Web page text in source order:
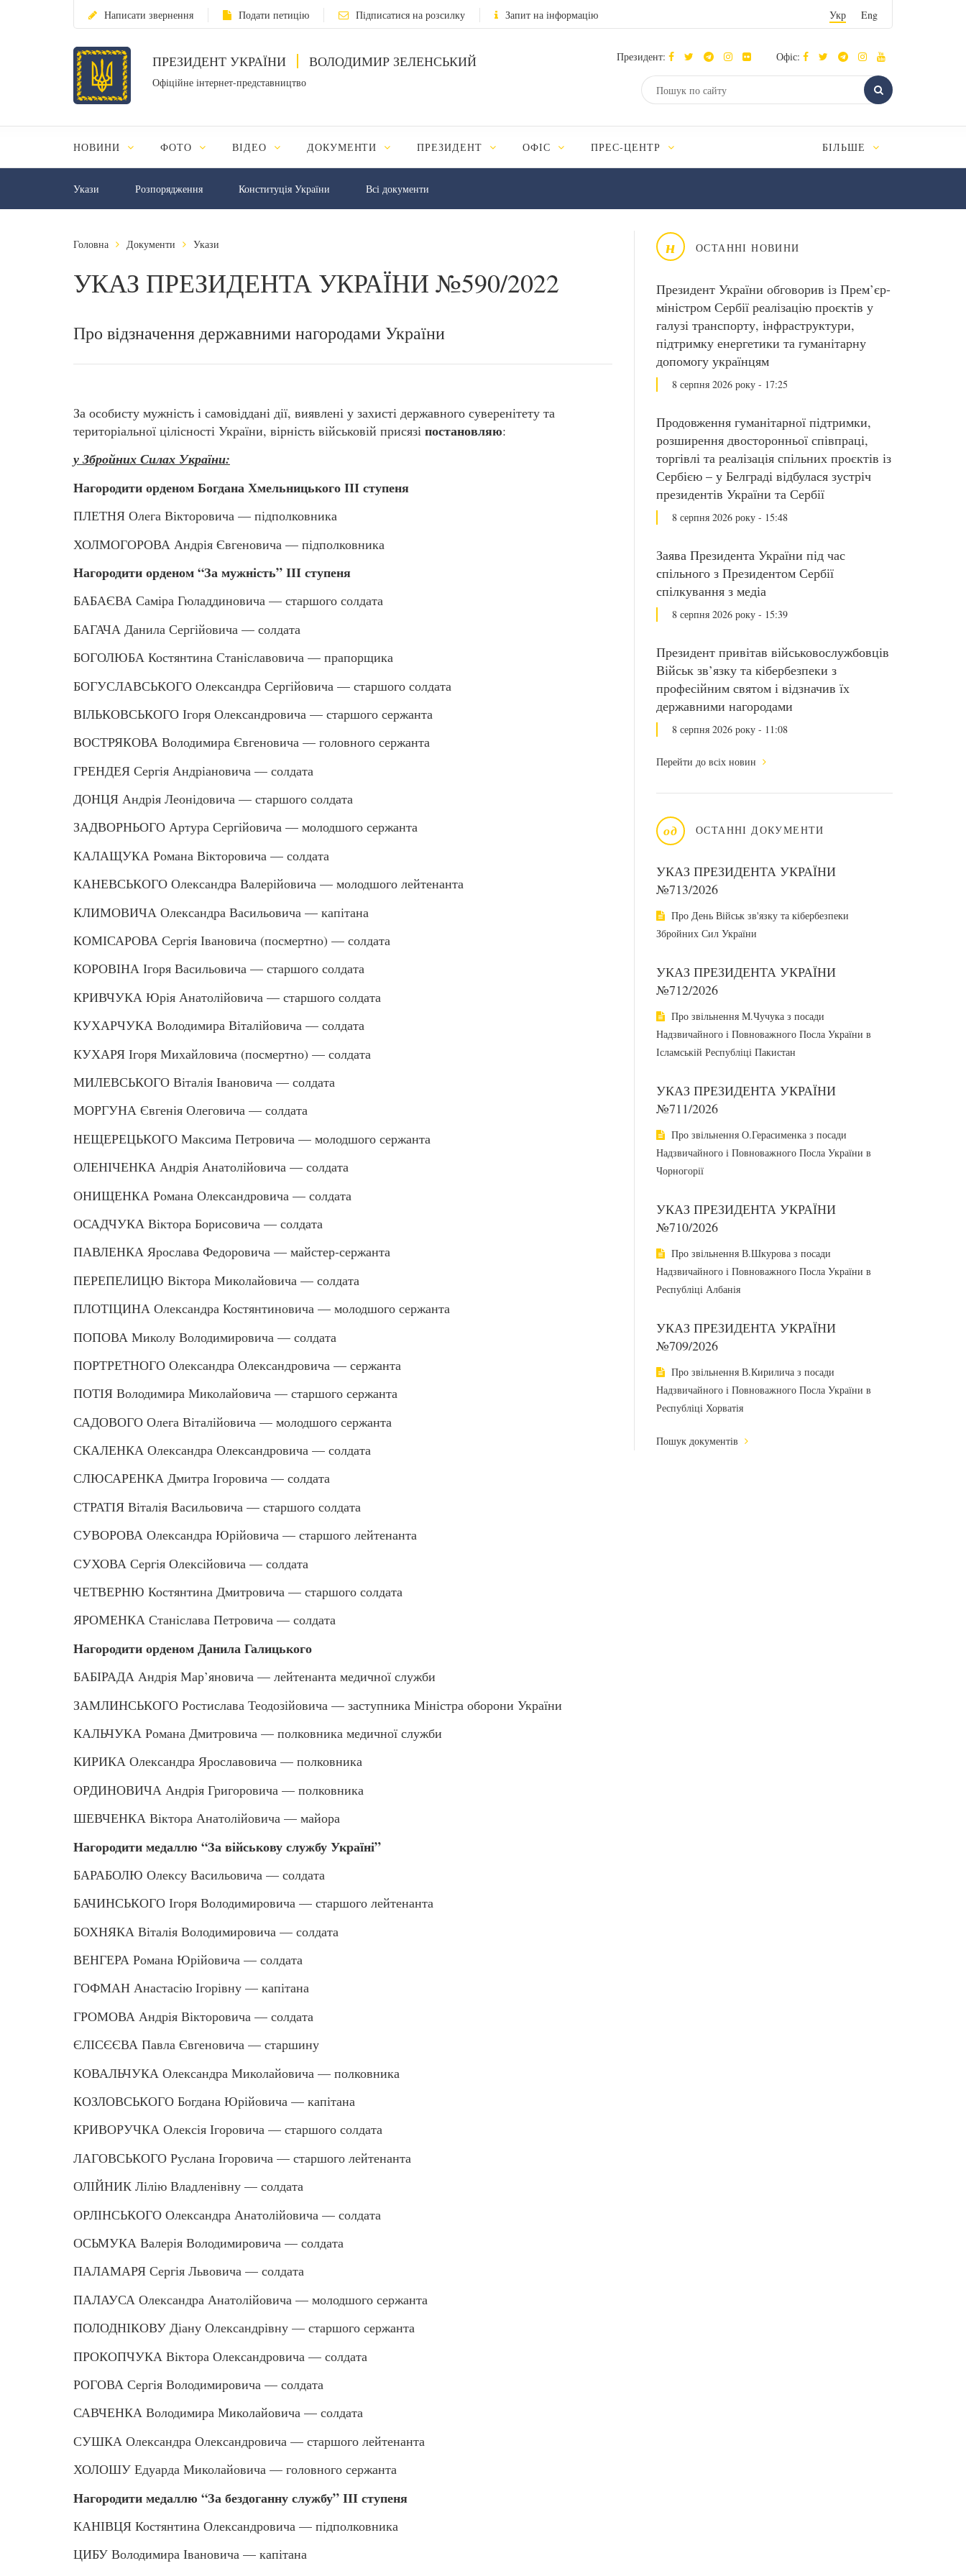
Написати звернення Подати петицію Підписатися на розсилку Запит на інформацію Укр Eng
ПРЕЗИДЕНТ УКРАЇНИ ВОЛОДИМИР ЗЕЛЕНСЬКИЙ
Офіційне інтернет-представництво
Президент: Офіс:
НОВИНИ ФОТО ВІДЕО ДОКУМЕНТИ ПРЕЗИДЕНТ ОФІС ПРЕС-ЦЕНТР БІЛЬШЕ
Укази Розпорядження Конституція України Всі документи
н ОСТАННІ НОВИНИ
Президент України обговорив із Прем’єр-
міністром Сербії реалізацію проєктів у
галузі транспорту, інфраструктури,
підтримку енергетики та гуманітарну
допомогу українцям
8 серпня 2026 року - 17:25
Продовження гуманітарної підтримки,
розширення двосторонньої співпраці,
торгівлі та реалізація спільних проєктів із
Сербією – у Белграді відбулася зустріч
президентів України та Сербії
8 серпня 2026 року - 15:48
Заява Президента України під час
спільного з Президентом Сербії
спілкування з медіа
8 серпня 2026 року - 15:39
Президент привітав військовослужбовців
Військ зв’язку та кібербезпеки з
професійним святом і відзначив їх
державними нагородами
8 серпня 2026 року - 11:08
Перейти до всіх новин
од ОСТАННІ ДОКУМЕНТИ
УКАЗ ПРЕЗИДЕНТА УКРАЇНИ
№713/2026
Про День Військ зв'язку та кібербезпеки
Збройних Сил України
УКАЗ ПРЕЗИДЕНТА УКРАЇНИ
№712/2026
Про звільнення М.Чучука з посади
Надзвичайного і Повноважного Посла України в
Ісламській Республіці Пакистан
УКАЗ ПРЕЗИДЕНТА УКРАЇНИ
№711/2026
Про звільнення О.Герасименка з посади
Надзвичайного і Повноважного Посла України в
Чорногорії
УКАЗ ПРЕЗИДЕНТА УКРАЇНИ
№710/2026
Про звільнення В.Шкурова з посади
Надзвичайного і Повноважного Посла України в
Республіці Албанія
УКАЗ ПРЕЗИДЕНТА УКРАЇНИ
№709/2026
Про звільнення В.Кирилича з посади
Надзвичайного і Повноважного Посла України в
Республіці Хорватія
Пошук документів
Головна Документи Укази
УКАЗ ПРЕЗИДЕНТА УКРАЇНИ №590/2022
Про відзначення державними нагородами України
За особисту мужність і самовіддані дії, виявлені у захисті державного суверенітету та
територіальної цілісності України, вірність військовій присязі постановляю:
у Збройних Силах України:
Нагородити орденом Богдана Хмельницького ІІІ ступеня
ПЛЕТНЯ Олега Вікторовича — підполковника
ХОЛМОГОРОВА Андрія Євгеновича — підполковника
Нагородити орденом “За мужність” ІІІ ступеня
БАБАЄВА Саміра Гюладдиновича — старшого солдата
БАГАЧА Данила Сергійовича — солдата
БОГОЛЮБА Костянтина Станіславовича — прапорщика
БОГУСЛАВСЬКОГО Олександра Сергійовича — старшого солдата
ВІЛЬКОВСЬКОГО Ігоря Олександровича — старшого сержанта
ВОСТРЯКОВА Володимира Євгеновича — головного сержанта
ГРЕНДЕЯ Сергія Андріановича — солдата
ДОНЦЯ Андрія Леонідовича — старшого солдата
ЗАДВОРНЬОГО Артура Сергійовича — молодшого сержанта
КАЛАЩУКА Романа Вікторовича — солдата
КАНЕВСЬКОГО Олександра Валерійовича — молодшого лейтенанта
КЛИМОВИЧА Олександра Васильовича — капітана
КОМІСАРОВА Сергія Івановича (посмертно) — солдата
КОРОВІНА Ігоря Васильовича — старшого солдата
КРИВЧУКА Юрія Анатолійовича — старшого солдата
КУХАРЧУКА Володимира Віталійовича — солдата
КУХАРЯ Ігоря Михайловича (посмертно) — солдата
МИЛЕВСЬКОГО Віталія Івановича — солдата
МОРГУНА Євгенія Олеговича — солдата
НЕЩЕРЕЦЬКОГО Максима Петровича — молодшого сержанта
ОЛЕНІЧЕНКА Андрія Анатолійовича — солдата
ОНИЩЕНКА Романа Олександровича — солдата
ОСАДЧУКА Віктора Борисовича — солдата
ПАВЛЕНКА Ярослава Федоровича — майстер-сержанта
ПЕРЕПЕЛИЦЮ Віктора Миколайовича — солдата
ПЛОТІЦИНА Олександра Костянтиновича — молодшого сержанта
ПОПОВА Миколу Володимировича — солдата
ПОРТРЕТНОГО Олександра Олександровича — сержанта
ПОТІЯ Володимира Миколайовича — старшого сержанта
САДОВОГО Олега Віталійовича — молодшого сержанта
СКАЛЕНКА Олександра Олександровича — солдата
СЛЮСАРЕНКА Дмитра Ігоровича — солдата
СТРАТІЯ Віталія Васильовича — старшого солдата
СУВОРОВА Олександра Юрійовича — старшого лейтенанта
СУХОВА Сергія Олексійовича — солдата
ЧЕТВЕРНЮ Костянтина Дмитровича — старшого солдата
ЯРОМЕНКА Станіслава Петровича — солдата
Нагородити орденом Данила Галицького
БАБІРАДА Андрія Мар’яновича — лейтенанта медичної служби
ЗАМЛИНСЬКОГО Ростислава Теодозійовича — заступника Міністра оборони України
КАЛЬЧУКА Романа Дмитровича — полковника медичної служби
КИРИКА Олександра Ярославовича — полковника
ОРДИНОВИЧА Андрія Григоровича — полковника
ШЕВЧЕНКА Віктора Анатолійовича — майора
Нагородити медаллю “За військову службу Україні”
БАРАБОЛЮ Олексу Васильовича — солдата
БАЧИНСЬКОГО Ігоря Володимировича — старшого лейтенанта
БОХНЯКА Віталія Володимировича — солдата
ВЕНГЕРА Романа Юрійовича — солдата
ГОФМАН Анастасію Ігорівну — капітана
ГРОМОВА Андрія Вікторовича — солдата
ЄЛІСЄЄВА Павла Євгеновича — старшину
КОВАЛЬЧУКА Олександра Миколайовича — полковника
КОЗЛОВСЬКОГО Богдана Юрійовича — капітана
КРИВОРУЧКА Олексія Ігоровича — старшого солдата
ЛАГОВСЬКОГО Руслана Ігоровича — старшого лейтенанта
ОЛІЙНИК Лілію Владленівну — солдата
ОРЛІНСЬКОГО Олександра Анатолійовича — солдата
ОСЬМУКА Валерія Володимировича — солдата
ПАЛАМАРЯ Сергія Львовича — солдата
ПАЛАУСА Олександра Анатолійовича — молодшого сержанта
ПОЛОДНІКОВУ Діану Олександрівну — старшого сержанта
ПРОКОПЧУКА Віктора Олександровича — солдата
РОГОВА Сергія Володимировича — солдата
САВЧЕНКА Володимира Миколайовича — солдата
СУШКА Олександра Олександровича — старшого лейтенанта
ХОЛОШУ Едуарда Миколайовича — головного сержанта
Нагородити медаллю “За бездоганну службу” ІІІ ступеня
КАНІВЦЯ Костянтина Олександровича — підполковника
ЦИБУ Володимира Івановича — капітана